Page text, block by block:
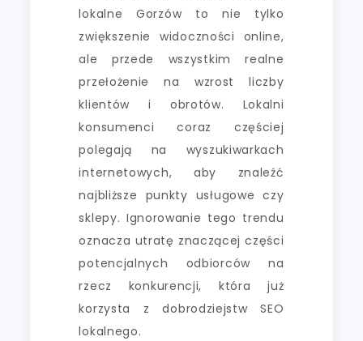
lokalne Gorzów to nie tylko
zwiększenie widoczności online,
ale przede wszystkim realne
przełożenie na wzrost liczby
klientów i obrotów. Lokalni
konsumenci coraz częściej
polegają na wyszukiwarkach
internetowych, aby znaleźć
najbliższe punkty usługowe czy
sklepy. Ignorowanie tego trendu
oznacza utratę znaczącej części
potencjalnych odbiorców na
rzecz konkurencji, która już
korzysta z dobrodziejstw SEO
lokalnego.